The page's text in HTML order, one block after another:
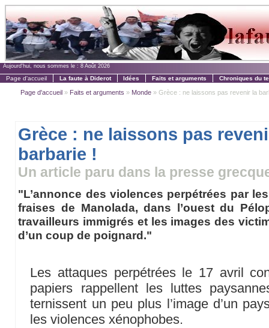
Aujourd'hui, nous sommes le : 8 Août 2026
Page d'accueil La faute à Diderot Idées Faits et arguments Chroniques du
Page d'accueil » Faits et arguments » Monde » Grèce : ne laissons pas revenir la
Grèce : ne laissons pas
barbarie !
Un article paru dans la presse
"L’annonce des violences perpétrées par
fraises de Manolada, dans l’ouest du
travailleurs immigrés et les images des
d’un coup de poignard."
Les attaques perpétrées le 17 avril
papiers rappellent les luttes
ternissent un peu plus l’image d’un
les violences xénophobes.